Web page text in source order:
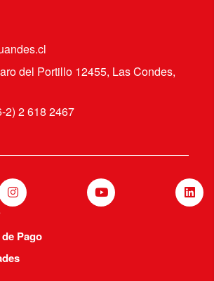
del Portillo 12455, Las Condes,
2) 2 618 2467
Pago